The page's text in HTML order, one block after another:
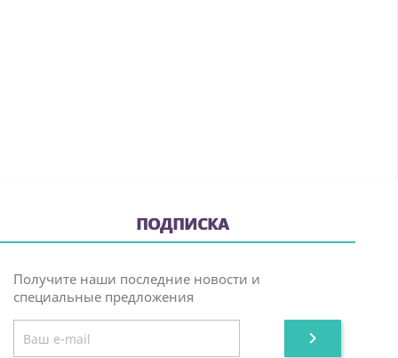
ПОДПИСКА
Получите наши последние новости и
специальные предложения
